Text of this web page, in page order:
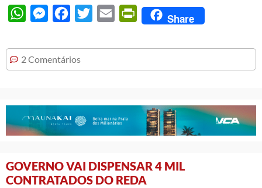
WhatsAppMessengerFacebook
Twitter Email PrintFriendly
Share
2 Comentários
GOVERNO VAI DISPENSAR 4 MIL
CONTRATADOS DO REDA